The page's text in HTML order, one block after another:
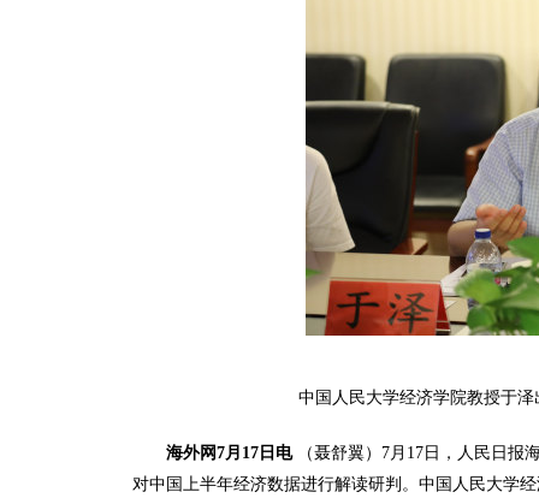
中国人民大学经济学院教授于
海外网7月17日电（聂舒翼）7月17日，人民日报
对中国上半年经济数据进行解读研判。中国人民大学